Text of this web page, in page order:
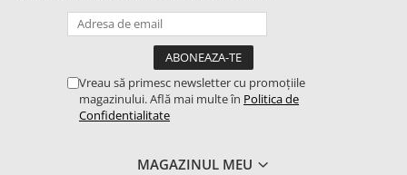
Vreau să primesc newsletter cu promoțiile
magazinului. Află mai multe în Politica de
Confidentialitate
MAGAZINUL MEU